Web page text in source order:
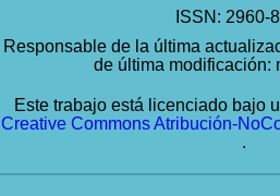
ISSN: 2960-
Responsable de la última
de última modificación:
Este trabajo está licenciado bajo
Creative Commons Atribución-
.